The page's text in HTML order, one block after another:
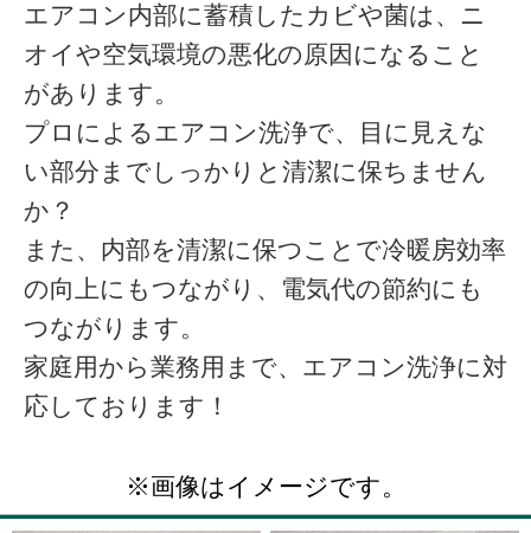
エアコン内部に蓄積したカビや菌は、ニ
オイや空気環境の悪化の原因になること
があります。
プロによるエアコン洗浄で、目に見えな
い部分までしっかりと清潔に保ちません
か？
また、内部を清潔に保つことで冷暖房効率
の向上にもつながり、電気代の節約にも
つながります。
家庭用から業務用まで、エアコン洗浄に対
応しております！
※画像はイメージです。